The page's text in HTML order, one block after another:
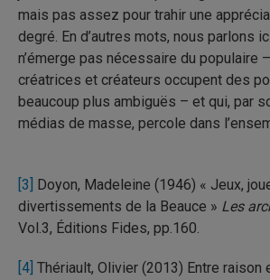
mais pas assez pour trahir une
degré. En d’autres mots, nous parlons
n’émerge pas nécessaire du populaire
créatrices et créateurs occupent des
beaucoup plus ambiguës – et qui, par
médias de masse, percole dans
[3] Doyon, Madeleine (1946) « Jeux,
divertissements de la Beauce » Les
Vol.3, Éditions Fides, pp.160.
[4] Thériault, Olivier (2013) Entre raison